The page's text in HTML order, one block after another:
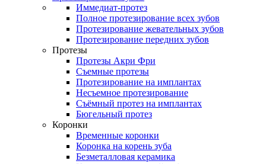
Иммедиат-протез
Полное протезирование всех зубов
Протезирование жевательных зубов
Протезирование передних зубов
Протезы
Протезы Акри Фри
Съемные протезы
Протезирование на имплантах
Несъемное протезирование
Съёмный протез на имплантах
Бюгельный протез
Коронки
Временные коронки
Коронка на корень зуба
Безметалловая керамика